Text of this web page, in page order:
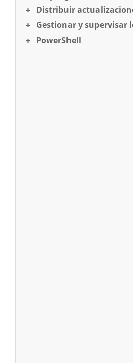
Distribuir
Gestionar y supervisar
PowerShell